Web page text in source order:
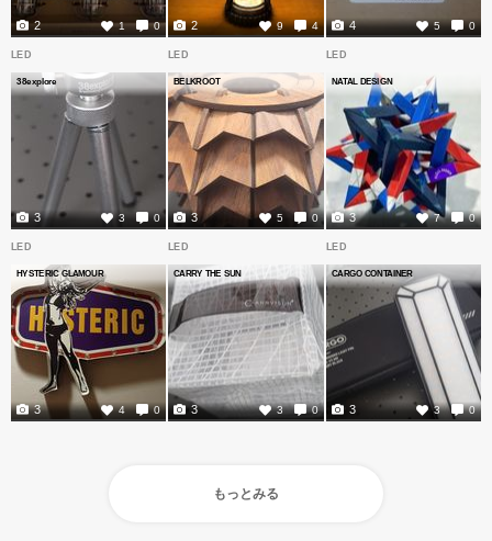
1 0
2 9 4
2 5 0
4
LED
38explore
3 0
3
LED
BELKROOT
5 0
3
LED
NATAL DESIGN
7 0
3
LED
HYSTERIC GLAMOUR
4 0
3
LED
CARRY THE SUN
3 0
3
LED
CARGO CONTAINER
3 0
3
もっとみる